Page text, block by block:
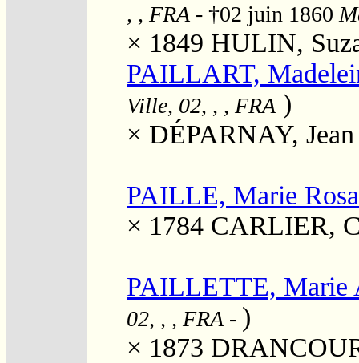
, , FRA - †02 juin 1860
× 1849 HULIN,
PAILLART,
Ville, 02, , , FRA )
× DÉPARNAY,
PAILLE, Marie
× 1784 CARLIER,
PAILLETTE, Marie
02, , , FRA - )
× 1873